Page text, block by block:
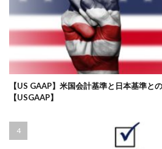
【US GAAP】米国会計基準と日本基準と
【USGAAP】